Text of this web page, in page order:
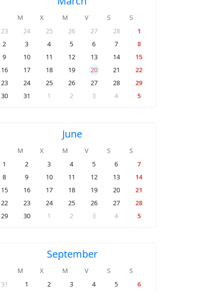
M X M V S
S
23
24 25 26 27 28
1
2
3 4 5 6 7
8
9
10 11 12 13 14
15
16
17 18 19 20 21
22
23
24 25 26 27 28
29
30
31 1 2 3 4 5
June
M X M V S
S
1
2 3 4 5 6
7
8
9 10 11 12 13
14
15
16 17 18 19 20
21
22
23 24 25 26 27
28
29
30 1 2 3 4 5
September
M X M V S
S
31
1 2 3 4 5
6